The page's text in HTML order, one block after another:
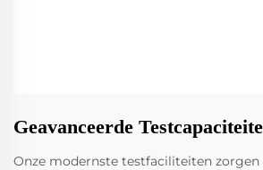
Geavanceerde
Onze modernste testfaciliteiten zorgen